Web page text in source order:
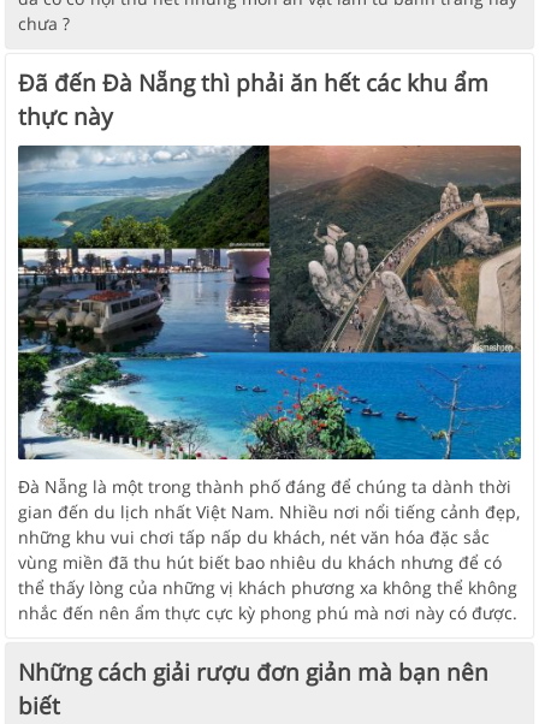
chưa ?
Đã đến Đà Nẵng thì phải ăn hết các khu ẩm
thực này
Đà Nẵng là một trong thành phố đáng để chúng ta dành thời
gian đến du lịch nhất Việt Nam. Nhiều nơi nổi tiếng cảnh đẹp,
những khu vui chơi tấp nấp du khách, nét văn hóa đặc sắc
vùng miền đã thu hút biết bao nhiêu du khách nhưng để có
thể thấy lòng của những vị khách phương xa không thể không
nhắc đến nên ẩm thực cực kỳ phong phú mà nơi này có được.
Những cách giải rượu đơn giản mà bạn nên
biết